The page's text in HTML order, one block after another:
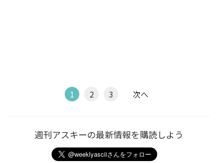
1 2 3 次へ
週刊アスキーの最新情報を購読しよう